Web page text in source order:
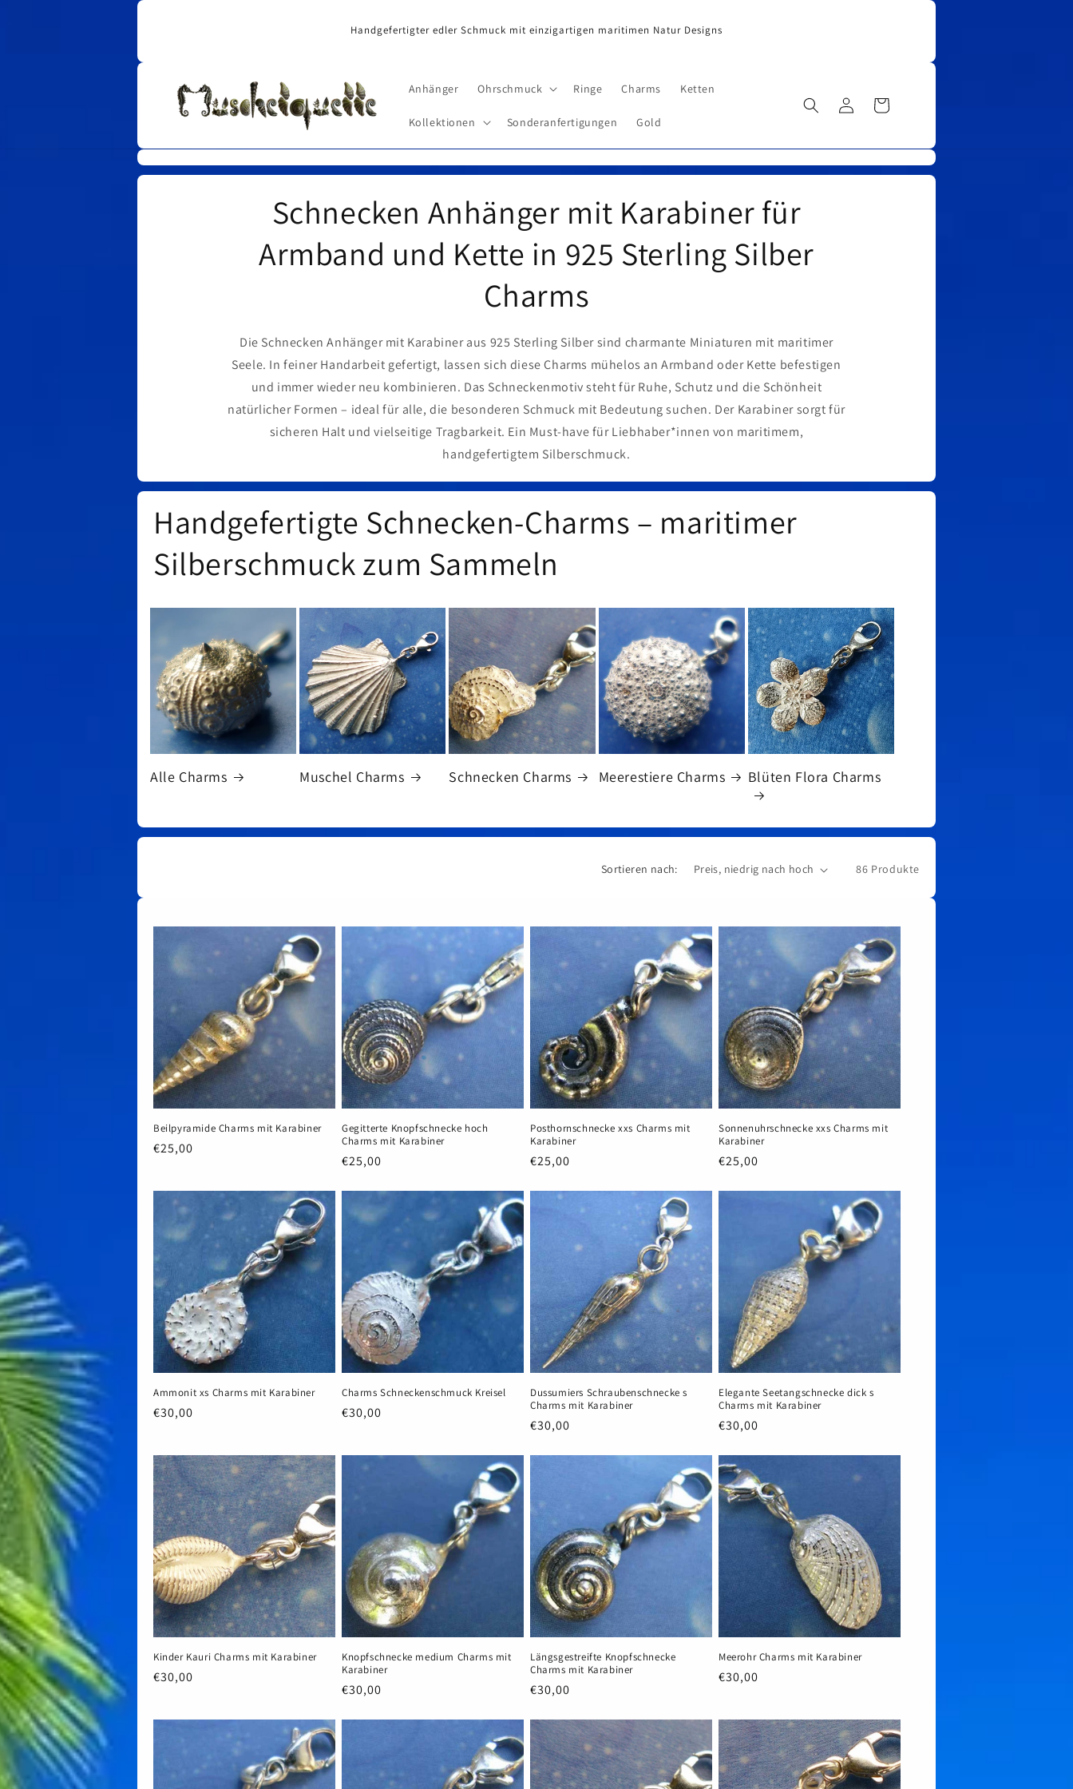
Handgefertigter edler Schmuck mit einzigartigen maritimen Natur Designs
Anhänger Ohrschmuck Ringe Charms Ketten
Kollektionen Sonderanfertigungen Gold
EinloggenWarenkorb
Schnecken Anhänger mit Karabiner für
Armband und Kette in 925 Sterling Silber
Charms
Die Schnecken Anhänger mit Karabiner aus 925 Sterling Silber sind charmante Miniaturen mit maritimer
Seele. In feiner Handarbeit gefertigt, lassen sich diese Charms mühelos an Armband oder Kette befestigen
und immer wieder neu kombinieren. Das Schneckenmotiv steht für Ruhe, Schutz und die Schönheit
natürlicher Formen – ideal für alle, die besonderen Schmuck mit Bedeutung suchen. Der Karabiner sorgt für
sicheren Halt und vielseitige Tragbarkeit. Ein Must-have für Liebhaber*innen von maritimem,
handgefertigtem Silberschmuck.
Handgefertigte Schnecken-Charms – maritimer
Silberschmuck zum Sammeln
Alle Charms Muschel Charms Schnecken Charms Meerestiere Charms Blüten Flora Charms
Sortieren nach: 86 Produkte
Beilpyramide Charms mit Karabiner
Normaler
€25,00
Gegitterte Knopfschnecke hoch
Charms mit Karabiner
Normaler
€25,00
Posthornschnecke xxs Charms mit
Karabiner
Normaler
€25,00
Sonnenuhrschnecke xxs Charms mit
Karabiner
Normaler
€25,00
Ammonit xs Charms mit Karabiner
Normaler
€30,00
Charms Schneckenschmuck Kreisel
Normaler
€30,00
Dussumiers Schraubenschnecke s
Charms mit Karabiner
Normaler
€30,00
Elegante Seetangschnecke dick s
Charms mit Karabiner
Normaler
€30,00
Kinder Kauri Charms mit Karabiner
Normaler
€30,00
Knopfschnecke medium Charms mit
Karabiner
Normaler
€30,00
Längsgestreifte Knopfschnecke
Charms mit Karabiner
Normaler
€30,00
Meerohr Charms mit Karabiner
Normaler
€30,00